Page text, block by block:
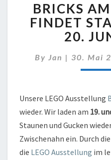
BRICKS
FINDET
20.
By Jan | 30. Mai
Unsere LEGO Ausstellung
wieder. Wir laden am 19.
Staunen und Gucken
Zwischenahn ein. Durch
die LEGO Ausstellung im